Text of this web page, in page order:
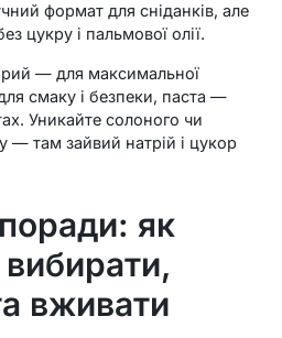
формат для сніданків, але
цукру і пальмової олії.
— для максимальної
смаку і безпеки, паста —
Уникайте солоного чи
— там зайвий натрій і цукор
як
вживати